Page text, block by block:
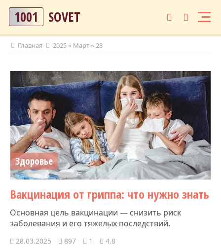
1001 SOVET
Главная 2025 » Март » 28
Здоровье
Вакцинация от гриппа: что нужно знать
Основная цель вакцинации — снизить риск
заболевания и его тяжелых последствий.
28.03.2025 897 1 4.8